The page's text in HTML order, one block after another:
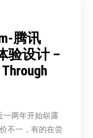
腾讯
验设计 –
一两年开始崭露
不一，有的在尝